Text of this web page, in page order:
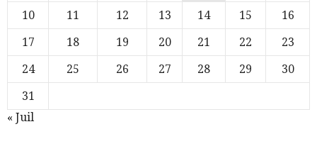
10
11 12 13 14 15
16
17
18 19 20 21 22
23
24
25 26 27 28 29
30
31
« Juil